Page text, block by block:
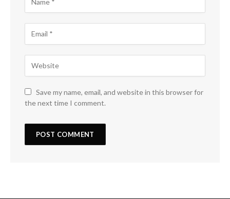
Save my name, email, and website in this browser for
the next time I comment.